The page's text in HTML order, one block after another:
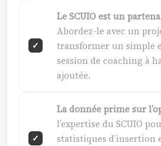
Le SCUIO est un
Abordez-le avec un
transformer un simple
session de coaching à
ajoutée.
La donnée prime sur
l’expertise du SCUIO
statistiques d’insertion